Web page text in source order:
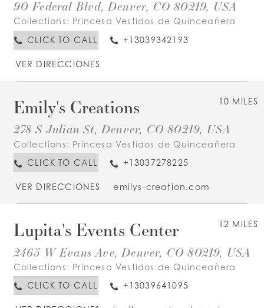
90 Federal Blvd, Denver, CO 80219, USA
Collections: Princesa Vestidos de Quinceañera
CLICK TO CALL
+13039342193
VER DIRECCIONES
10 MILES
Emily's Creations
278 S Julian St, Denver, CO 80219, USA
Collections: Princesa Vestidos de Quinceañera
CLICK TO CALL
+13037278225
VER DIRECCIONES emilys-creation.com
12 MILES
Lupita's Events Center
2465 W Evans Ave, Denver, CO 80219, USA
Collections: Princesa Vestidos de Quinceañera
CLICK TO CALL
+13039641095